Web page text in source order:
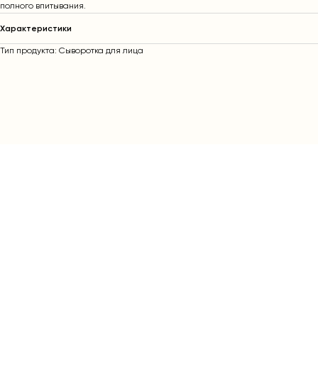
полного впитывания.
Характеристики
Тип продукта: Сыворотка для лица